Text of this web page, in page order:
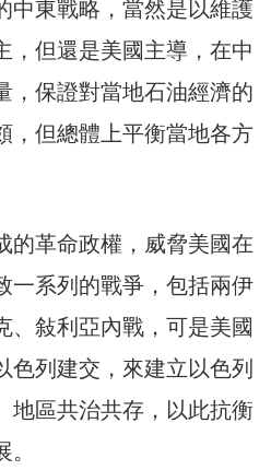
中東戰略，當然是以維護
，但還是美國主導，在中
，保證對當地石油經濟的
，但總體上平衡當地各方
的革命政權，威脅美國在
一系列的戰爭，包括兩伊
、敍利亞內戰，可是美國
色列建交，來建立以色列
地區共治共存，以此抗衡
。